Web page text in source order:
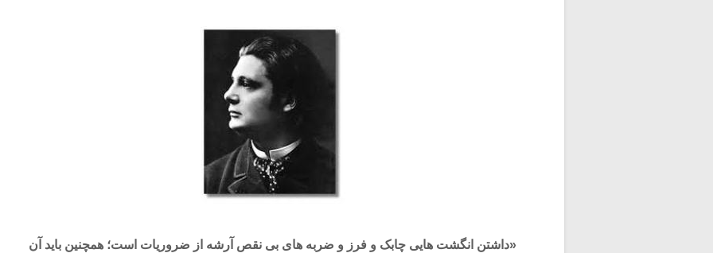
«داشتن انگشت هایی چابک و فرز و ضربه های بی نقص آرشه از ضروریات است؛ همچنین باید آن